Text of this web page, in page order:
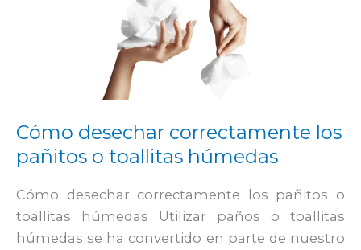
Cómo desechar correctamente los
pañitos o toallitas húmedas
Cómo desechar correctamente los pañitos o
toallitas húmedas Utilizar paños o toallitas
húmedas se ha convertido en parte de nuestro
húmedas